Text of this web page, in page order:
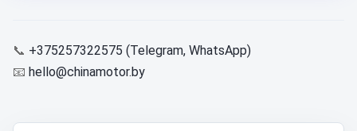
📞 +375257322575 (Telegram, WhatsApp)
📧 hello@chinamotor.by